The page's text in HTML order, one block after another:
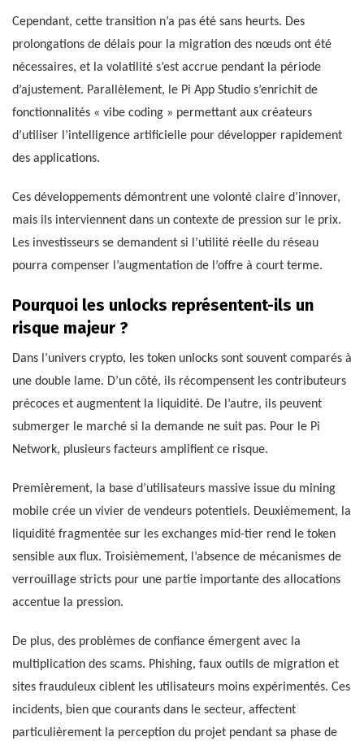
Cependant, cette transition n’a pas été sans heurts. Des
prolongations de délais pour la migration des nœuds ont été
nécessaires, et la volatilité s’est accrue pendant la période
d’ajustement. Parallèlement, le Pi App Studio s’enrichit de
fonctionnalités « vibe coding » permettant aux créateurs
d’utiliser l’intelligence artificielle pour développer rapidement
des applications.
Ces développements démontrent une volonté claire d’innover,
mais ils interviennent dans un contexte de pression sur le prix.
Les investisseurs se demandent si l’utilité réelle du réseau
pourra compenser l’augmentation de l’offre à court terme.
Pourquoi les unlocks représentent-ils un
risque majeur ?
Dans l’univers crypto, les token unlocks sont souvent comparés à
une double lame. D’un côté, ils récompensent les contributeurs
précoces et augmentent la liquidité. De l’autre, ils peuvent
submerger le marché si la demande ne suit pas. Pour le Pi
Network, plusieurs facteurs amplifient ce risque.
Premièrement, la base d’utilisateurs massive issue du mining
mobile crée un vivier de vendeurs potentiels. Deuxièmement, la
liquidité fragmentée sur les exchanges mid-tier rend le token
sensible aux flux. Troisièmement, l’absence de mécanismes de
verrouillage stricts pour une partie importante des allocations
accentue la pression.
De plus, des problèmes de confiance émergent avec la
multiplication des scams. Phishing, faux outils de migration et
sites frauduleux ciblent les utilisateurs moins expérimentés. Ces
incidents, bien que courants dans le secteur, affectent
particulièrement la perception du projet pendant sa phase de